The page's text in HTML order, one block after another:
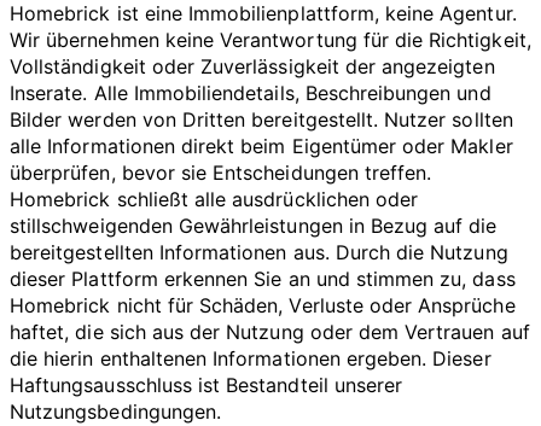
Homebrick ist eine Immobilienplattform, keine Agentur.
Wir übernehmen keine Verantwortung für die Richtigkeit,
Vollständigkeit oder Zuverlässigkeit der angezeigten
Inserate. Alle Immobiliendetails, Beschreibungen und
Bilder werden von Dritten bereitgestellt. Nutzer sollten
alle Informationen direkt beim Eigentümer oder Makler
überprüfen, bevor sie Entscheidungen treffen.
Homebrick schließt alle ausdrücklichen oder
stillschweigenden Gewährleistungen in Bezug auf die
bereitgestellten Informationen aus. Durch die Nutzung
dieser Plattform erkennen Sie an und stimmen zu, dass
Homebrick nicht für Schäden, Verluste oder Ansprüche
haftet, die sich aus der Nutzung oder dem Vertrauen auf
die hierin enthaltenen Informationen ergeben. Dieser
Haftungsausschluss ist Bestandteil unserer
Nutzungsbedingungen.